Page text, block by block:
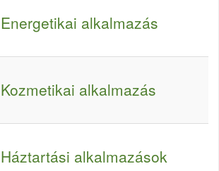
Energetikai alkalmazás
Kozmetikai alkalmazás
Háztartási alkalmazások